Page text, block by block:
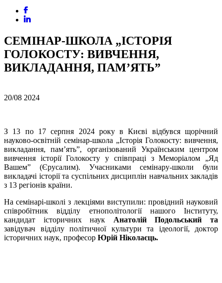
CЕМІНАР-ШКОЛА „ІСТОРІЯ
ГОЛОКОСТУ: ВИВЧЕННЯ,
ВИКЛАДАННЯ, ПАМ’ЯТЬ”
20/08 2024
З 13 по 17 серпня 2024 року в Києві відбувся щорічний
науково-освітній семінар-школа „Історія Голокосту: вивчення,
викладання, пам’ять”, організований Українським центром
вивчення історії Голокосту у співпраці з Меморіалом „Яд
Вашем” (Єрусалим). Учасниками семінару-школи були
викладачі історії та суспільних дисциплін навчальних закладів
з 13 регіонів країни.
На семінарі-школі з лекціями виступили: провідний науковий
співробітник відділу етнополітології нашого Інституту,
кандидат історичних наук Анатолій Подольськийта
завідувач відділу політичної культури та ідеології, доктор
історичних наук, професор Юрій Ніколаєць.